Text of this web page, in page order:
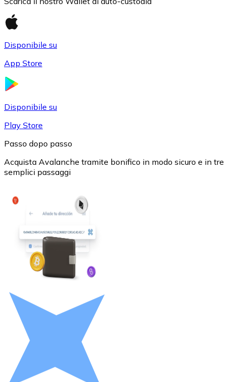
USDC
Litecoin
LTC
Disponibile su
App Store
Disponibile su
Play Store
Passo dopo passo
Acquista Avalanche tramite bonifico in modo sicuro e in tre
semplici passaggi